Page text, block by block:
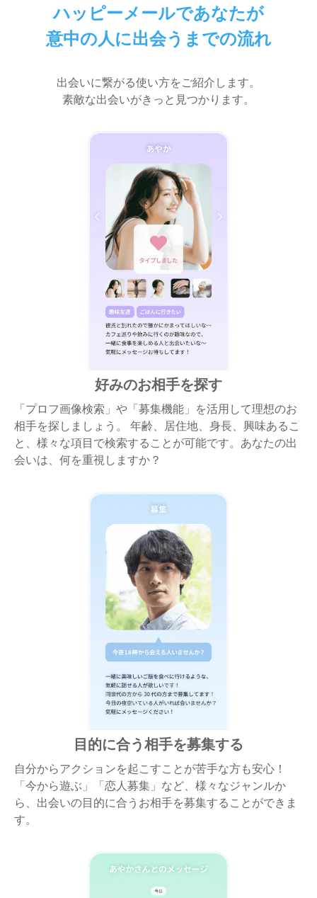
ハッピーメールであなたが
意中の人に出会うまでの流れ
出会いに繋がる使い方をご紹介します。
素敵な出会いがきっと見つかります。
好みのお相手を探す
「プロフ画像検索」や「募集機能」を活用して理想のお
相手を探しましょう。 年齢、居住地、身長、興味あるこ
と、様々な項目で検索することが可能です。あなたの出
会いは、何を重視しますか？
目的に合う相手を募集する
自分からアクションを起こすことが苦手な方も安心！
「今から遊ぶ」「恋人募集」など、様々なジャンルか
ら、出会いの目的に合うお相手を募集することができま
す。